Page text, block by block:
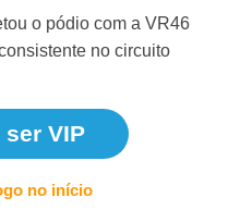
o pódio com a VR46
no circuito
ser VIP
no início